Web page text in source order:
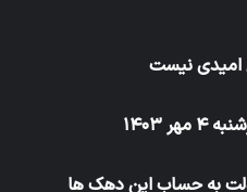
امیدی نیست
۱۴۰۳
به حساب این دهک ها